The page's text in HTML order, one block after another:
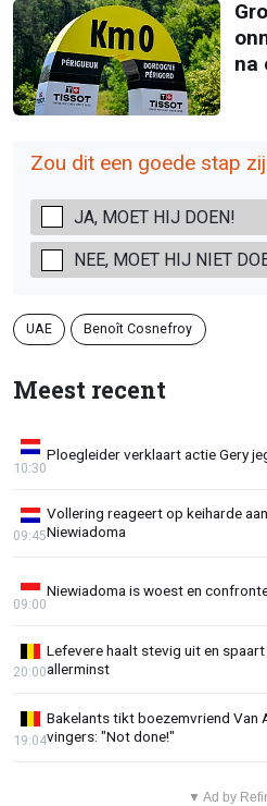
na
Zou dit een goede stap
JA, MOET HIJ DOEN!
NEE, MOET HIJ NIET
UAE Benoît Cosnefroy
Meest recent
Ploegleider verklaart actie Gery
10:30
Vollering reageert op keiharde
Niewiadoma
09:45
Niewiadoma is woest en
09:00
Lefevere haalt stevig uit en
allerminst
20:00
Bakelants tikt boezemvriend Van
vingers: "Not done!"
19:04
▼ Ad by